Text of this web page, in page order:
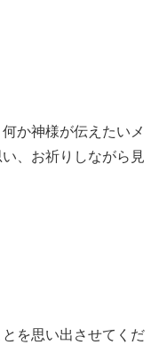
か神様が伝えたいメ
、お祈りしながら見
を思い出させてくだ